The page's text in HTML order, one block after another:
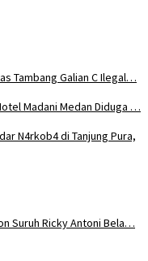
Tambang Galian C Ilegal…
Madani Medan Diduga …
N4rkob4 di Tanjung Pura,
Suruh Ricky Antoni Bela…